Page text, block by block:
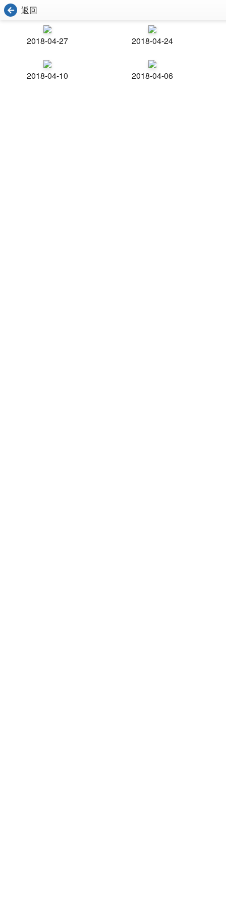
返回
2018-04-27 2018-04-24
2018-04-10 2018-04-06